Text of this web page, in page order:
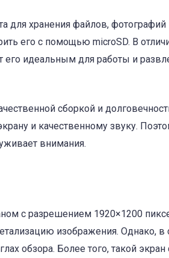
для хранения файлов, фотографий
его с помощью microSD. В
его идеальным для работы и
сборкой и
и качественному звуку.
внимания.
с разрешением 1920×1200
изображения. Однако, в
обзора. Более того, такой экран